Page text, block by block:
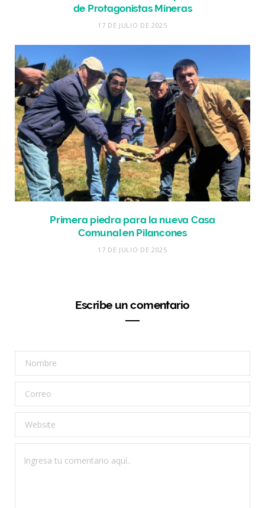
de Protagonistas Mineras
17 DE JULIO DE 2025
Primera piedra para la nueva Casa
Comunal en Pilancones
17 DE JULIO DE 2025
Escribe un comentario